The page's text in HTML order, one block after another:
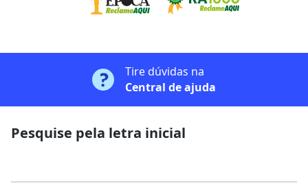
Tire dúvidas na
Central de ajuda
Pesquise pela letra inicial